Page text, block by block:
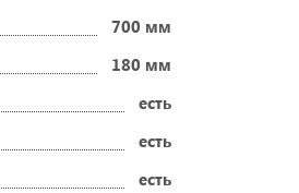
700 мм
180 мм
есть
есть
есть